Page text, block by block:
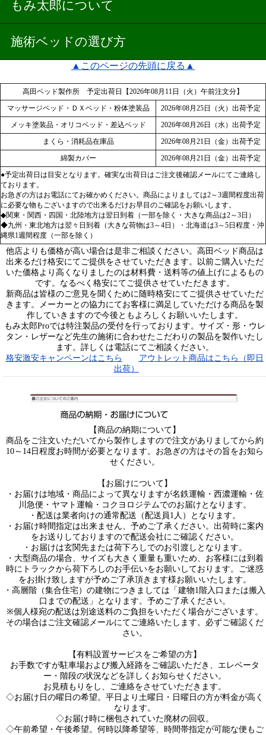
もみ太郎について
施術ベッドの選び方
▲このページの先頭に戻る▲
高田ベッド製作所 予定出荷日【2026年08月11日（火）午前注文分】
マッサージベッド・ＤＸベッド・粉体塗装品
2026年08月25日（火）出荷予定
メッキ塗装品・オリコベッド・差込ベッド
2026年08月26日（水）出荷予定
まくら・消耗品在庫品
2026年08月21日（金）出荷予定
綿製カバー
2026年08月21日（金）出荷予定
●予定出荷日は目安となります。確実な出荷日はご注文後確認メールにてご連絡し
ております。
お急ぎの方はお電話にてお確かめください。商品によりましては2～3週間程度出荷
に必要な物もございますので出来るだけお早目のご確認をお願いします。
◆関東・関西・四国・北陸地方は翌日到着（一部を除く・大きな商品は2～3日）
◆九州・東北地方は翌々日到着（大きな荷物は3～4日）・北海道は3～5日程度・沖
縄県1週間程度（一部を除く）
他店よりも価格が高い場合は是非ご相談ください。高田ベッド商品は
出来るだけ格安にてご提供をさせていただきます。以前ご購入いただ
いた価格より高くなりましたのは材料費・送料等の値上げによるもの
です。なるべく格安にてご提供させていただきます。
新商品は皆様のご意見を聞くために随時格安にてご提供させていただ
きます。メーカーとの協力にてお客様に満足していただける商品を製
作していきますので今後ともよろしくお願いいたします。
もみ太郎Proでは特注製品の受付を行っております。サイズ・形・ウレ
タン・レザーなど先生の施術に合わせたこだわりの製品を製作いたし
ます。詳しくは電話にてご相談ください。
格安激安キャンペーンはこちら
アウトレット商品はこちら（即日
出荷）
【商品の納期について】
商品をご注文いただいてから製作しますので注文がありましてから約
10～14日程度お時間が必要となります。お急ぎの方はその旨をお知ら
せください。
【お届けについて】
・お届けは地域・商品によって異なりますが名鉄運輸・西濃運輸・佐
川急便・ヤマト運輸・コクヨロジテムでのお届けとなります。
・配送は業者向けの通常配送（配送員1人）となります。
・お届け時間指定は出来ません、予めご了承ください。出荷時に案内
をお送りしておりますので配送会社にご確認ください。
・お届けは玄関先または荷下ろしでのお引渡しとなります。
・大型商品の場合、サイズも大きく重量も重いため、お客様には到着
時にトラックから荷下ろしのお手伝いをお願いしております。ご迷惑
をお掛け致しますが予めご了承頂きます様お願いいたします。
・高層階（集合住宅）の建物につきましては「建物1階入口または搬入
口までの配送」となります。予めご了承ください。
※個人様宛の配送は別途送料のご負担をいただく場合がございます。
その場合はご注文確認メールにてご連絡いたします。必ずご確認くだ
さい。
【有料設置サービスをご希望の方】
お手数ですが駐車場および搬入経路をご確認いただき、エレベータ
ー・階段の状況などを詳しくお知らせください。
お見積もりをし、ご連絡をさせていただきます。
◇お届け日の曜日の希望。平日より土曜日・日曜日の方が料金が高く
なります。
◇お届け時に梱包されていた廃材の回収。
◇午前希望・午後希望。何時以降希望等、時間帯指定が可能な便もご